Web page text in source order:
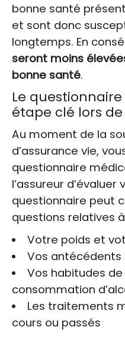
bonne santé
et sont donc
longtemps. En
seront moins
bonne santé.
Le
étape clé lors
Au moment de la
d’assurance vie,
questionnaire
l’assureur
questionnaire peut
questions relatives
Votre poids et
Vos antécédents
Vos habitudes
consommation
Les traitements
cours ou passés